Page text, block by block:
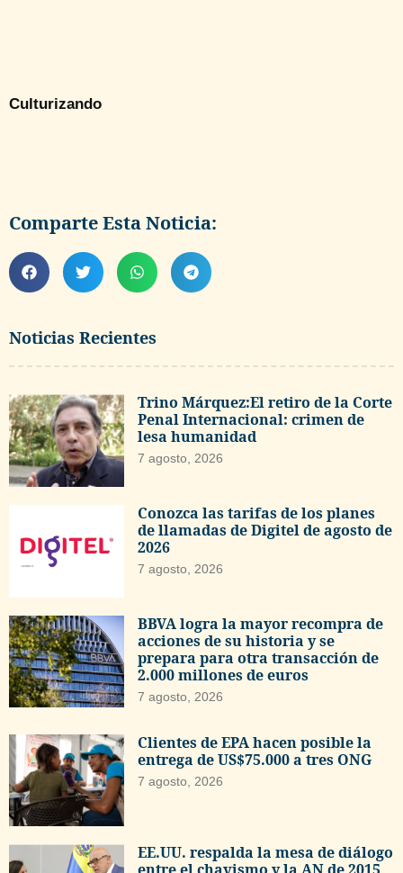
Noticias Recientes
Trino Márquez:El retiro de la Corte
Penal Internacional: crimen de
lesa humanidad
7 agosto, 2026
Conozca las tarifas de los planes
de llamadas de Digitel de agosto de
2026
7 agosto, 2026
BBVA logra la mayor recompra de
acciones de su historia y se
prepara para otra transacción de
2.000 millones de euros
7 agosto, 2026
Clientes de EPA hacen posible la
entrega de US$75.000 a tres ONG
7 agosto, 2026
EE.UU. respalda la mesa de diálogo
Culturizando
Comparte Esta Noticia: